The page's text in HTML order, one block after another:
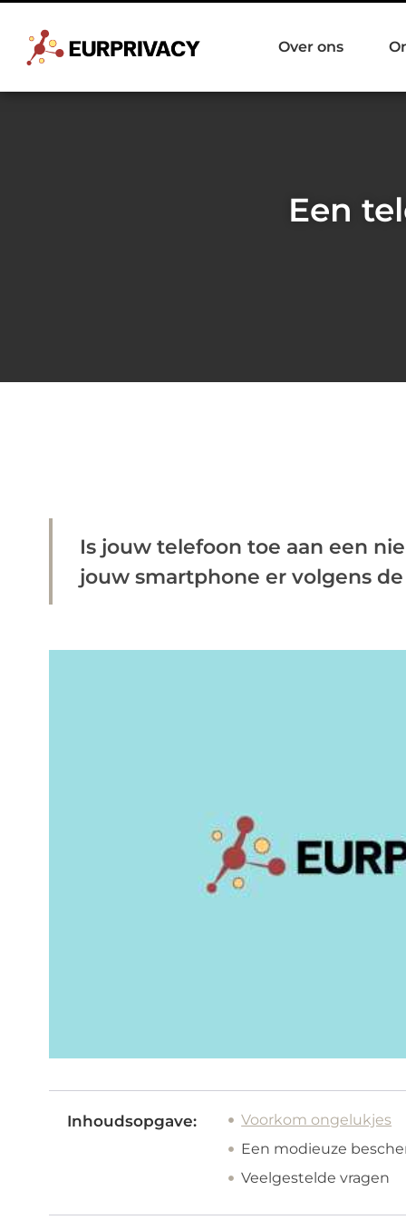
Over ons
Een
Is jouw telefoon toe aan een
jouw smartphone er volgens
Inhoudsopgave:
Voorkom ongelukjes
Een modieuze
Veelgestelde vragen